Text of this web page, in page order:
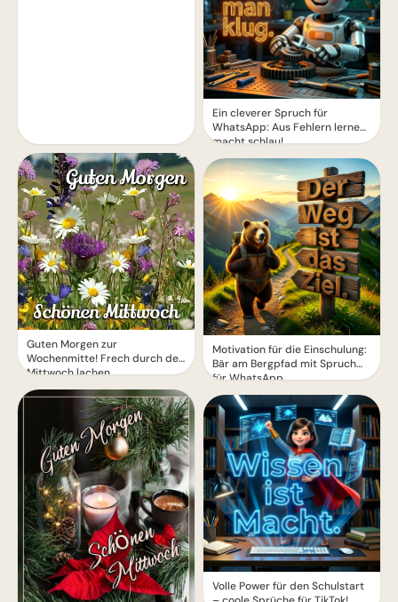
Guten Morgen zur
Wochenmitte! Frech durch den
Mittwoch lachen
Ein cleverer Spruch für
WhatsApp: Aus Fehlern lernen
macht schlau!
Motivation für die Einschulung:
Bär am Bergpfad mit Spruch
für WhatsApp
Volle Power für den Schulstart